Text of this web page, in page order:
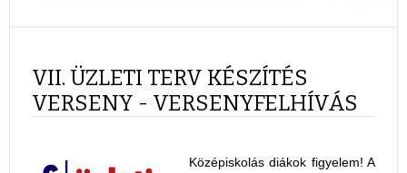
VII. ÜZLETI TERV KÉSZÍTÉS
VERSENY - VERSENYFELHÍVÁS
Középiskolás diákok figyelem! A